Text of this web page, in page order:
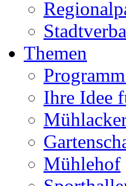
Themen
Ihre Idee
Mühlehof